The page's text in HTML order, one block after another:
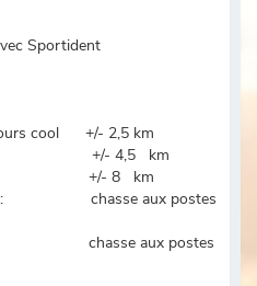
Sportident
cool +/- 2,5 km
court +/- 4,5 km
long +/- 8 km
chasse aux postes
long chasse aux postes